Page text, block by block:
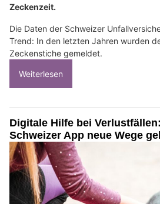
Zeckenzeit.
Die Daten der Schweizer
Trend: In den letzten Jahren wurden
Zeckenstiche gemeldet.
Weiterlesen
Digitale Hilfe bei
Schweizer App neue Wege